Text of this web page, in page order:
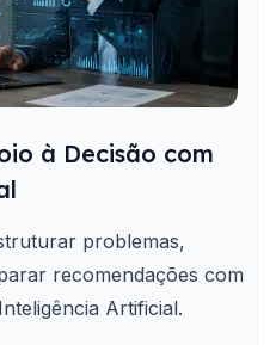
à Decisão com
problemas,
recomendações com
Artificial.